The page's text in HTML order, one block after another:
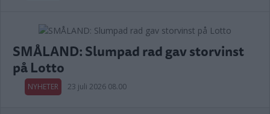
SMÅLAND: Slumpad rad gav storvinst
på Lotto
NYHETER 23 juli 2026 08.00